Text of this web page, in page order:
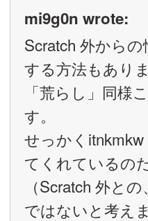
mi9g0n wrote:
Scratch 外から
する方法もあり
「荒らし」同様
す。
せっかく
てくれているの
（Scratch 外と
ではないと考え